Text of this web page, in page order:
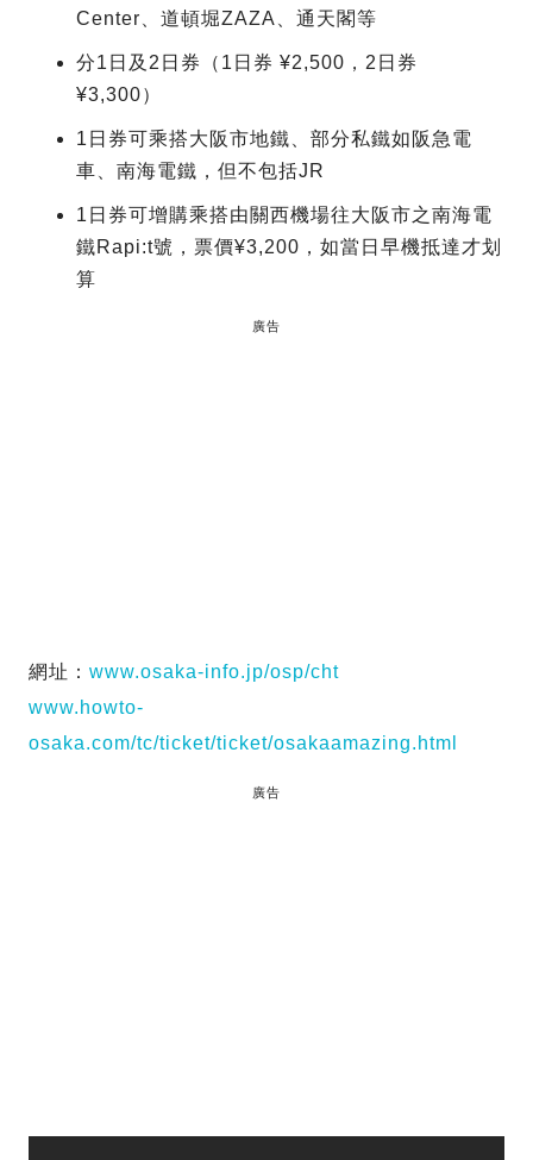
Center、道頓堀ZAZA、通天閣等
分1日及2日券（1日券 ¥2,500，2日券
¥3,300）
1日券可乘搭大阪市地鐵、部分私鐵如阪急電
車、南海電鐵，但不包括JR
1日券可增購乘搭由關西機場往大阪市之南海電
鐵Rapi:t號，票價¥3,200，如當日早機抵達才划
算
廣告
網址： www.osaka-info.jp/osp/cht
www.howto-
osaka.com/tc/ticket/ticket/osakaamazing.html
廣告